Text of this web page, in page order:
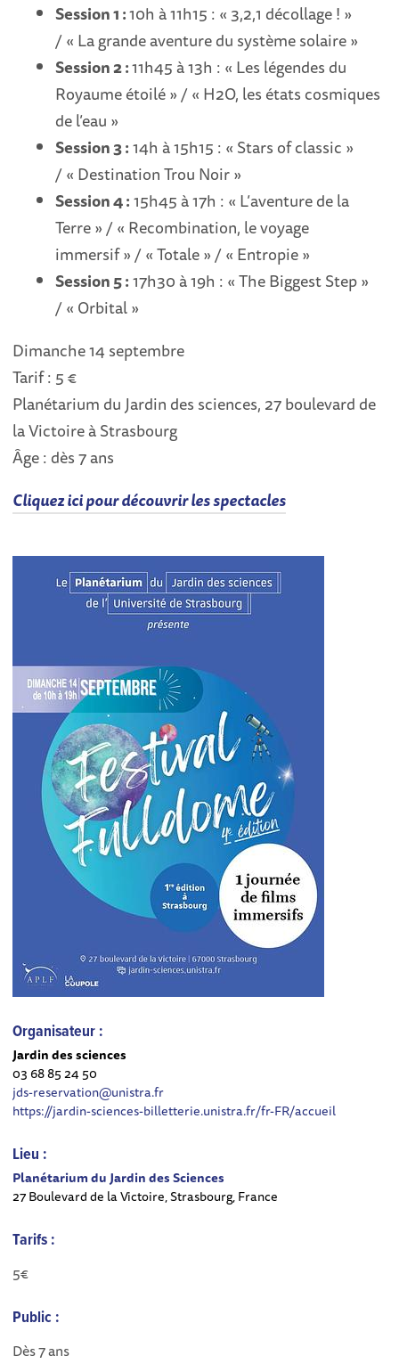
Session 1 :10h à 11h15 : « 3,2,1 décollage ! »
/ « La grande aventure du système solaire »
Session 2 :11h45 à 13h : « Les légendes du
Royaume étoilé » / « H2O, les états cosmiques
de l’eau »
Session 3 :14h à 15h15 : « Stars of classic »
/ « Destination Trou Noir »
Session 4 :15h45 à 17h : « L’aventure de la
Terre » / « Recombination, le voyage
immersif » / « Totale » / « Entropie »
Session 5 :17h30 à 19h : « The Biggest Step »
/ « Orbital »
Dimanche 14 septembre
Tarif : 5 €
Planétarium du Jardin des sciences, 27 boulevard de
la Victoire à Strasbourg
Âge : dès 7 ans
Cliquez ici pour découvrir les spectacles
Organisateur :
Jardin des sciences
03 68 85 24 50
jds-reservation@unistra.fr
https://jardin-sciences-billetterie.unistra.fr/fr-FR/accueil
Lieu :
Planétarium du Jardin des Sciences
27 Boulevard de la Victoire, Strasbourg, France
Tarifs :
5€
Public :
Dès 7 ans